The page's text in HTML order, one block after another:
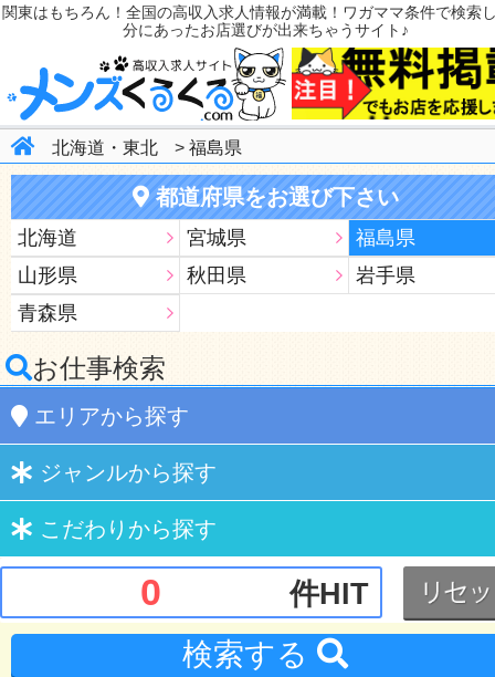
関東はもちろん！全国の高収入求人情報が満載！ワガママ条件で検索
分にあったお店選びが出来ちゃうサイト♪
北海道・東北 > 福島県
都道府県をお選び下さい
北海道 宮城県
福島県
山形県
秋田県
岩手県
青森県
お仕事検索
エリアから探す
ジャンルから探す
こだわり から探す
0 件HIT
検索する